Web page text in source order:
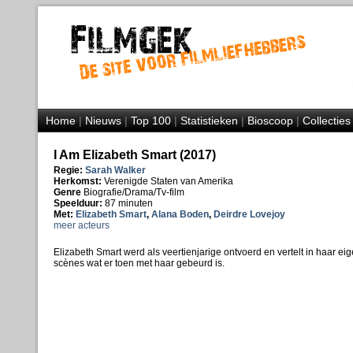
Home|Nieuws|Top 100|Statistieken|Bioscoop|Collecties
I Am Elizabeth Smart (2017)
Regie: Sarah Walker
Herkomst: Verenigde Staten van Amerika
Genre Biografie/Drama/Tv-film
Speelduur: 87 minuten
Met: Elizabeth Smart, Alana Boden, Deirdre Lovejoy
meer acteurs
Elizabeth Smart werd als veertienjarige ontvoerd en vertelt in haar
scènes wat er toen met haar gebeurd is.